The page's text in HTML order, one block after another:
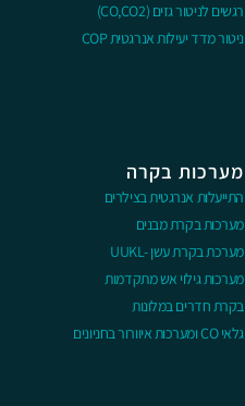
רגשים לניטור גזים (CO,CO2)
ניטור מדד יעילות אנרגטית COP
מערכות בקרה
התייעלות אנרגטית בצילרים
מערכות בקרת מבנים
מערכת בקרת עשן -UUKL
מערכות גילוי אש מתקדמות
בקרת חדרים במלונות
גלאי CO ומערכות איוורור בחניונים